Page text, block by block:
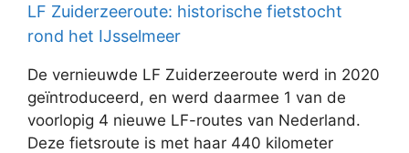
LF Zuiderzeeroute: historische fietstocht
rond het IJsselmeer
De vernieuwde LF Zuiderzeeroute werd in 2020
geïntroduceerd, en werd daarmee 1 van de
voorlopig 4 nieuwe LF-routes van Nederland.
Deze fietsroute is met haar 440 kilometer